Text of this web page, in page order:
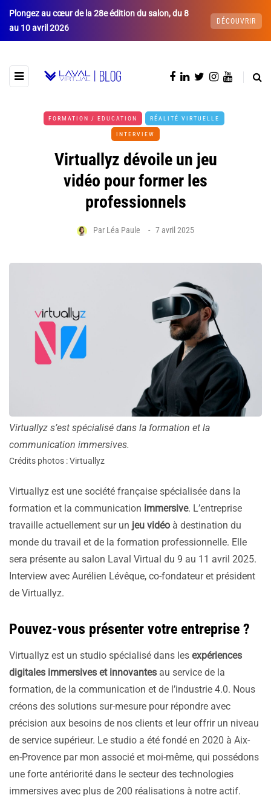
Plongez au cœur de la 28e édition du salon, du 8
au 10 avril 2026
DÉCOUVRIR
FORMATION / EDUCATION RÉALITÉ VIRTUELLE
INTERVIEW
Virtuallyz dévoile un jeu
vidéo pour former les
professionnels
Par Léa Paule 7 avril 2025
Virtuallyz s’est spécialisé dans la formation et la
communication immersives.
Crédits photos : Virtuallyz
Virtuallyz est une société française spécialisée dans la
formation et la communication immersive. L’entreprise
travaille actuellement sur un jeu vidéo à destination du
monde du travail et de la formation professionnelle. Elle
sera présente au salon Laval Virtual du 9 au 11 avril 2025.
Interview avec Aurélien Lévêque, co-fondateur et président
de Virtuallyz.
Pouvez-vous présenter votre entreprise ?
Virtuallyz est un studio spécialisé dans les expériences
digitales immersives et innovantes au service de la
formation, de la communication et de l’industrie 4.0. Nous
créons des solutions sur-mesure pour répondre avec
précision aux besoins de nos clients et leur offrir un niveau
de service supérieur. Le studio a été fondé en 2020 à Aix-
en-Provence par mon associé et moi-même, qui possédons
une forte antériorité dans le secteur des technologies
immersives avec plus de 200 réalisations à notre actif.